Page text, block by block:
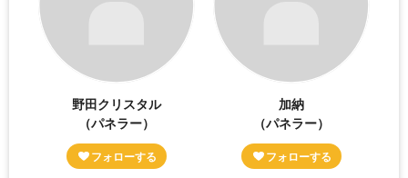
野田クリスタル
（パネラー）
加納
（パネラー）